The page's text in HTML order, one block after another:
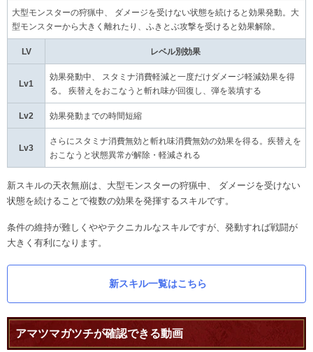
大型モンスターの狩猟中、 ダメージを受けない状態を続けると効果発動。大
型モンスターから大きく離れたり、ふきとぶ攻撃を受けると効果解除。
LV レベル別効果
Lv1
効果発動中、 スタミナ消費軽減と一度だけダメージ軽減効果を得
る。 疾替えをおこなうと斬れ味が回復し、弾を装填する
Lv2 効果発動までの時間短縮
Lv3
さらにスタミナ消費無効と斬れ味消費無効の効果を得る。疾替えを
おこなうと状態異常が解除・軽減される
新スキルの天衣無崩は、大型モンスターの狩猟中、 ダメージを受けない
状態を続けることで複数の効果を発揮するスキルです。
条件の維持が難しくややテクニカルなスキルですが、発動すれば戦闘が
大きく有利になります。
新スキル一覧はこちら
アマツマガツチが確認できる動画